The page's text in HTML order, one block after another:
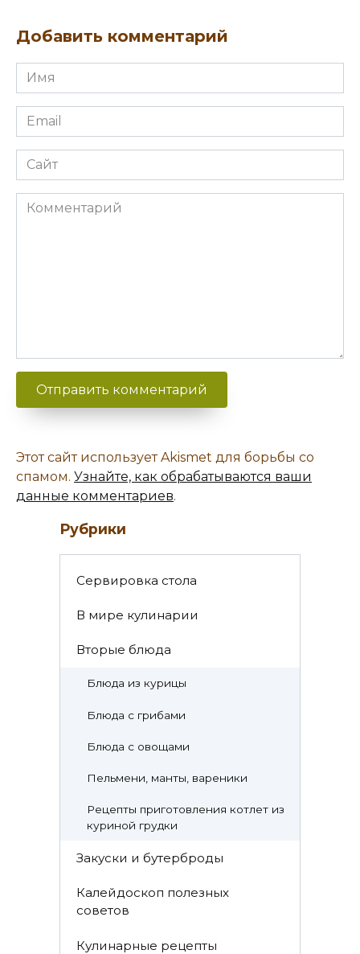
Добавить комментарий
Имя
Email
Сайт
Комментарий
Этот сайт использует Akismet для борьбы со
спамом. Узнайте, как обрабатываются ваши
данные комментариев.
Рубрики
Cервировка стола
В мире кулинарии
Вторые блюда
Блюда из курицы
Блюда с грибами
Блюда с овощами
Пельмени, манты, вареники
Рецепты приготовления котлет из
куриной грудки
Закуски и бутерброды
Калейдоскоп полезных
советов
Кулинарные рецепты